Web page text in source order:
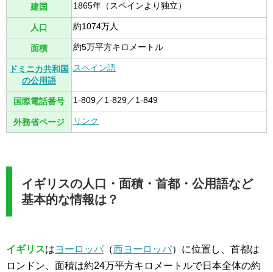
建国 1865年（スペインより独立）
人口 約1074万人
面積 約5万平方キロメートル
ドミニカ共和国
の公用語
スペイン語
国際電話番号 1-809／1-829／1-849
外務省ページ リンク
イギリスの人口・面積・首都・公用語など
基本的な情報は？
イギリスはヨーロッパ （西ヨーロッパ）に位置し、首都は
ロンドン、面積は約24万平方キロメートルで日本全体の約